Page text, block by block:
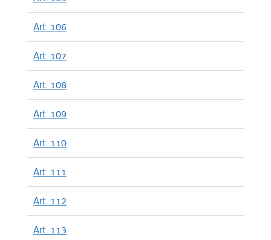
Art. 106
Art. 107
Art. 108
Art. 109
Art. 110
Art. 111
Art. 112
Art. 113